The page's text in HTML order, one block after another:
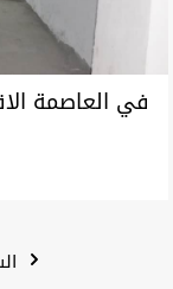
في العاصمة